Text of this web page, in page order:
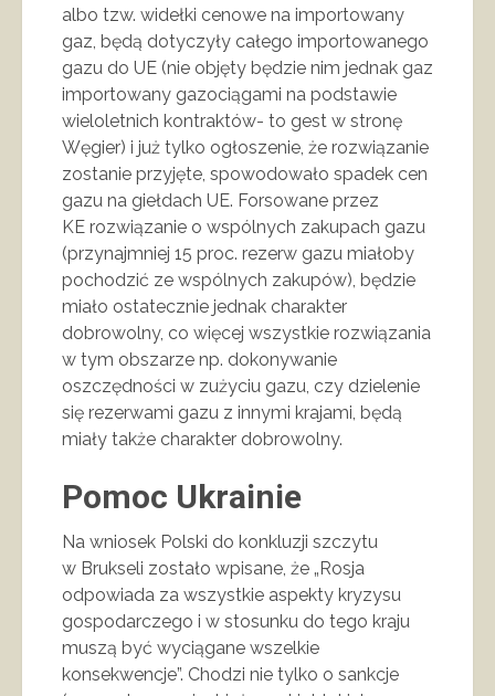
albo tzw. widełki cenowe na importowany
gaz, będą dotyczyły całego importowanego
gazu do UE (nie objęty będzie nim jednak gaz
importowany gazociągami na podstawie
wieloletnich kontraktów- to gest w stronę
Węgier) i już tylko ogłoszenie, że rozwiązanie
zostanie przyjęte, spowodowało spadek cen
gazu na giełdach UE. Forsowane przez
KE rozwiązanie o wspólnych zakupach gazu
(przynajmniej 15 proc. rezerw gazu miałoby
pochodzić ze wspólnych zakupów), będzie
miało ostatecznie jednak charakter
dobrowolny, co więcej wszystkie rozwiązania
w tym obszarze np. dokonywanie
oszczędności w zużyciu gazu, czy dzielenie
się rezerwami gazu z innymi krajami, będą
miały także charakter dobrowolny.
Pomoc Ukrainie
Na wniosek Polski do konkluzji szczytu
w Brukseli zostało wpisane, że „Rosja
odpowiada za wszystkie aspekty kryzysu
gospodarczego i w stosunku do tego kraju
muszą być wyciągane wszelkie
konsekwencje”. Chodzi nie tylko o sankcje